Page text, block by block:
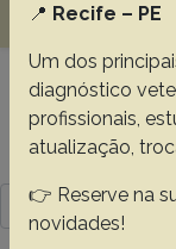
Toggle
📍 Recife – PE
Um dos
diagnóstico
profissionais,
atualização,
👉 Reserve na
novidades!